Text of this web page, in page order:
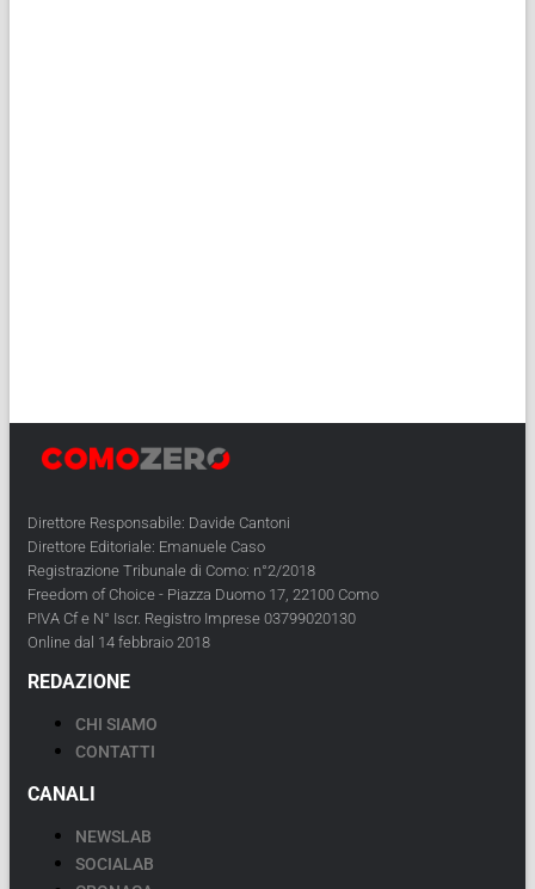
Direttore Responsabile: Davide Cantoni
Direttore Editoriale: Emanuele Caso
Registrazione Tribunale di Como: n°2/2018
Freedom of Choice - Piazza Duomo 17, 22100 Como
PIVA Cf e N° Iscr. Registro Imprese 03799020130
Online dal 14 febbraio 2018
REDAZIONE
CHI SIAMO
CONTATTI
CANALI
NEWSLAB
SOCIALAB